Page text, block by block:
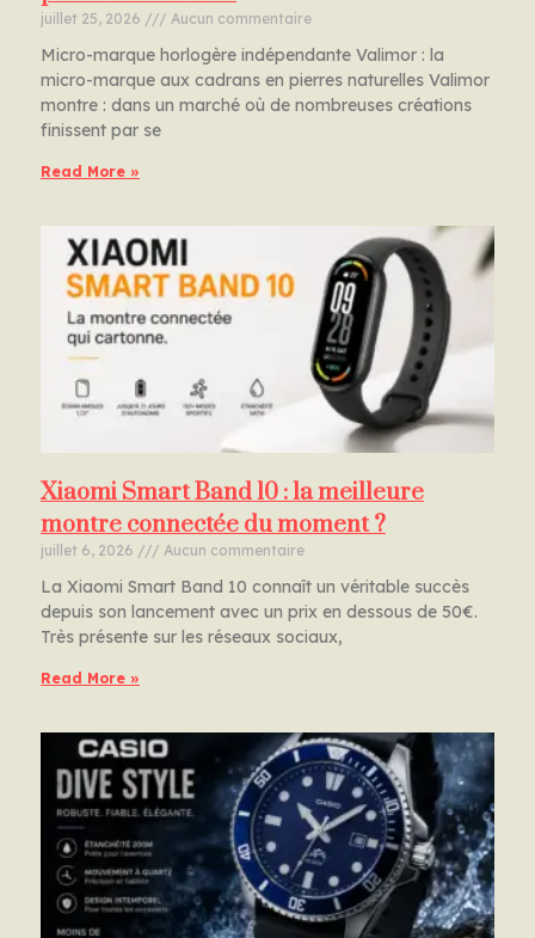
juillet 25, 2026 Aucun commentaire
Micro-marque horlogère indépendante Valimor : la
micro-marque aux cadrans en pierres naturelles Valimor
montre : dans un marché où de nombreuses créations
finissent par se
Read More »
Xiaomi Smart Band 10 : la meilleure
montre connectée du moment ?
juillet 6, 2026 Aucun commentaire
La Xiaomi Smart Band 10 connaît un véritable succès
depuis son lancement avec un prix en dessous de 50€.
Très présente sur les réseaux sociaux,
Read More »